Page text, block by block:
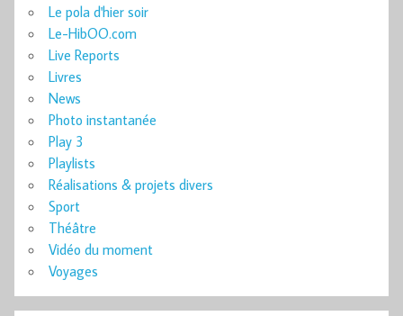
Le pola d'hier soir
Le-HibOO.com
Live Reports
Livres
News
Photo instantanée
Play 3
Playlists
Réalisations & projets divers
Sport
Théâtre
Vidéo du moment
Voyages